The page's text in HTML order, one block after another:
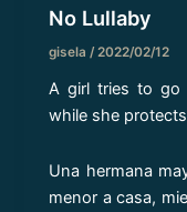
No Lullaby
gisela/2022/02/12
A girl tries to go
while she
Una hermana
menor a casa,